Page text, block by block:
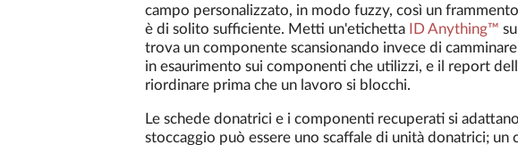
campo personalizzato, in modo fuzzy, così un
è di solito sufficiente. Metti un'etichetta
ID Anything™
trova un componente scansionando invece di
in esaurimento sui componenti che utilizzi, e il report
riordinare prima che un lavoro si blocchi.
Le schede donatrici e i componenti recuperati si
stoccaggio può essere uno scaffale di unità donatrici;